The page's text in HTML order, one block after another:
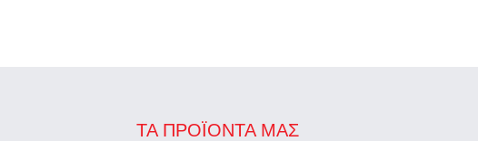
ΤΑ ΠΡΟΪΌΝΤΑ ΜΑΣ